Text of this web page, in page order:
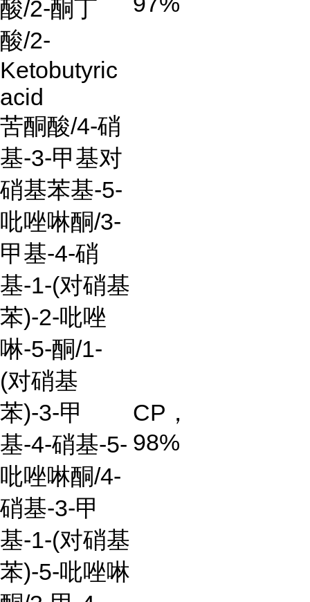
酸/2-酮丁
酸/2-
Ketobutyric
acid
苦酮酸/4-硝
基-3-甲基对
硝基苯基-5-
吡唑啉酮/3-
甲基-4-硝
基-1-(对硝基
苯)-2-吡唑
啉-5-酮/1-
(对硝基
苯)-3-甲
基-4-硝基-5-
吡唑啉酮/4-
硝基-3-甲
基-1-(对硝基
苯)-5-吡唑啉
CP ，
98%